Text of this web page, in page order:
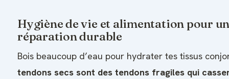
Hygiène de vie et alimentation pour
réparation durable
Bois beaucoup d’eau pour hydrater tes tissus
tendons secs sont des tendons fragiles qui